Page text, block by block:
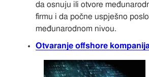
da osnuju ili otvore
firmu i da počne uspješno
međunarodnom nivou.
Otvaranje offshore kompanija